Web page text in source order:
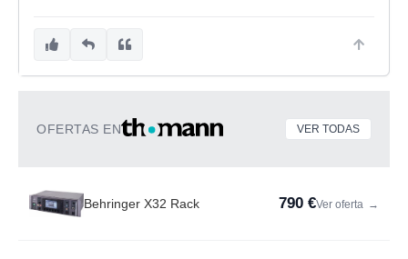
OFERTAS EN VER TODAS
Behringer X32 Rack 790 €Ver oferta →